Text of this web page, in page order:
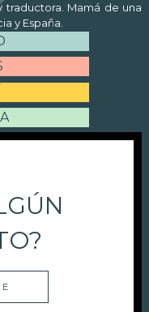
Mamá de una
y España.